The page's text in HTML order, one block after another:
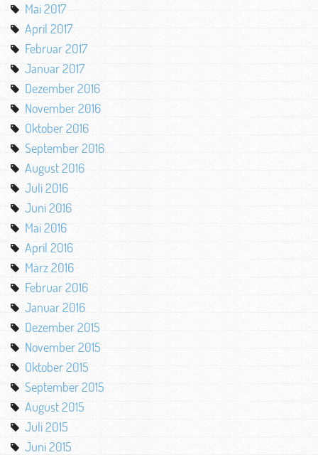
Mai 2017
April 2017
Februar 2017
Januar 2017
Dezember 2016
November 2016
Oktober 2016
September 2016
August 2016
Juli 2016
Juni 2016
Mai 2016
April 2016
März 2016
Februar 2016
Januar 2016
Dezember 2015
November 2015
Oktober 2015
September 2015
August 2015
Juli 2015
Juni 2015